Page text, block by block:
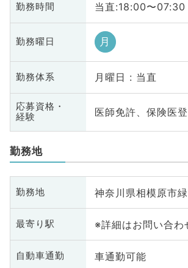
勤務時間 当直:18:00〜07:30
勤務曜日 月
勤務体系 月曜日 : 当直
応募資格・
経験
医師免許、保険医
勤務地
勤務地 神奈川県相模原市
最寄り駅 ※詳細はお問い合わ
自動車通勤 車通勤可能